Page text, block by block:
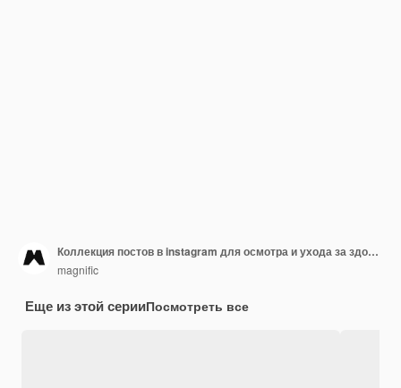
Коллекция постов в instagram для осмотра и ухода за здоровьем
magnific
Еще из этой серииПосмотреть все